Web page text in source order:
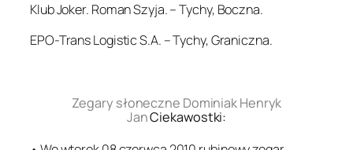
Klub Joker. Roman Szyja. – Tychy, Boczna.
EPO-Trans Logistic S.A. – Tychy, Graniczna.
Zegary słoneczne Dominiak Henryk
JanCiekawostki: